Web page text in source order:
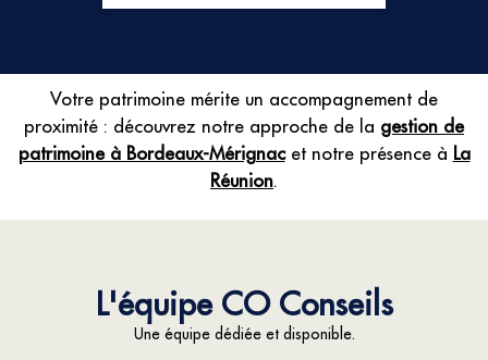
Votre patrimoine mérite un accompagnement de
proximité : découvrez notre approche de la gestion de
patrimoine à Bordeaux-Mérignacet notre présence à La
Réunion.
L'équipe CO Conseils
Une équipe dédiée et disponible.